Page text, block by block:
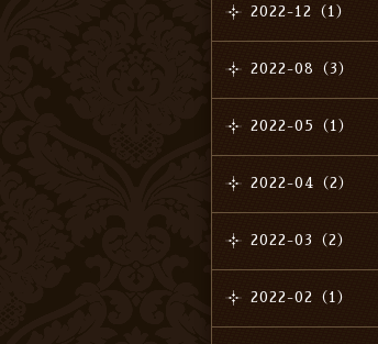
2022-12（1）
2022-08（3）
2022-05（1）
2022-04（2）
2022-03（2）
2022-02（1）